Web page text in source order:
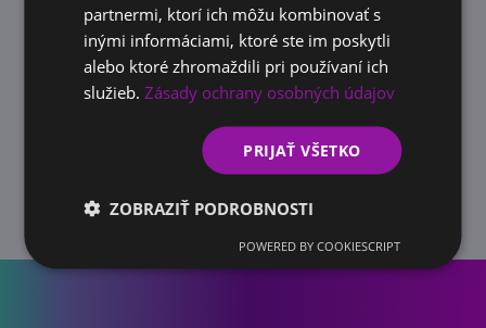
Kultúru, kde sa hovorí na rovinu
partnermi, ktorí ich môžu kombinovať s
inými informáciami, ktoré ste im poskytli
alebo ktoré zhromaždili pri používaní ich
služieb.Zásady ochrany osobných údajov
PRIJAŤ VŠETKO
ZOBRAZIŤ PODROBNOSTI
POWERED BY COOKIESCRIPT